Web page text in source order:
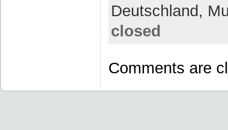
Deutschland,
closed
Comments are